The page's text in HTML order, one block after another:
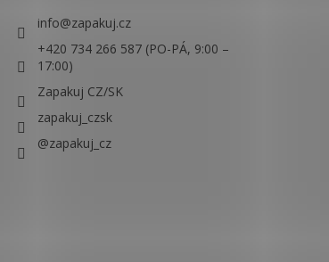
info@zapakuj.cz
+420 734 266 587 (PO-PÁ, 9:00 –
17:00)
Zapakuj CZ/SK
zapakuj_czsk
@zapakuj_cz